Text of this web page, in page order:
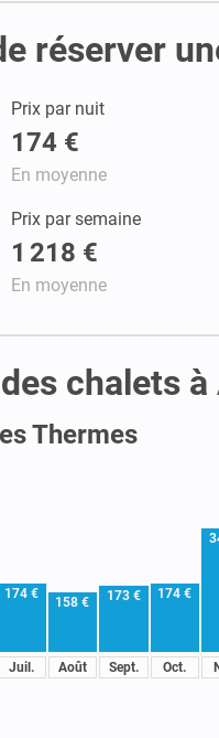
réserver
Prix par nuit
174 €
En moyenne
Prix par semaine
1 218 €
En moyenne
chalets à
Thermes
174 €
Juil.
158 €
Août
173 €
Sept.
174 €
Oct.